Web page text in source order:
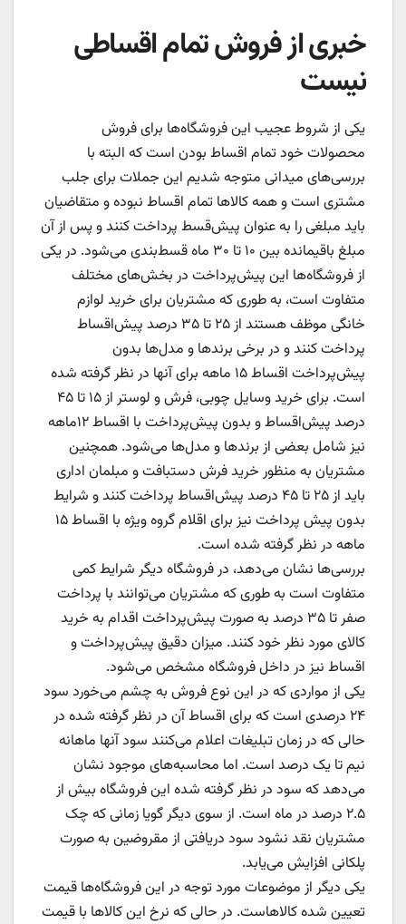
خبری از فروش تمام اقساطی
نیست
یکی از شروط عجیب این فروشگاه‌ها برای فروش
محصولات خود تمام اقساط بودن است که البته با
بررسی‌های میدانی متوجه شدیم این جملات برای جلب
مشتری است و همه کالاها تمام اقساط نبوده و متقاضیان
باید مبلغی را به عنوان پیش‌قسط پرداخت کنند و پس از آن
مبلغ باقیمانده بین ۱۰ تا ۳۰ ماه قسط‌بندی می‌شود. در یکی
از فروشگاه‌ها این پیش‌پرداخت در بخش‌های مختلف
متفاوت است، به طوری که مشتریان برای خرید لوازم
خانگی موظف هستند از ۲۵ تا ۳۵ درصد پیش‌اقساط
پرداخت کنند و در برخی برندها و مدل‌ها بدون
پیش‌پرداخت اقساط ۱۵ ماهه برای آنها در نظر گرفته شده
است. برای خرید وسایل چوبی، فرش و لوستر از ۱۵ تا ۴۵
درصد پیش‌اقساط و بدون پیش‌پرداخت با اقساط ۱۲ماهه
نیز شامل بعضی از برندها و مدل‌ها می‌شود. همچنین
مشتریان به منظور خرید فرش دستبافت و مبلمان اداری
باید از ۲۵ تا ۴۵ درصد پیش‌اقساط پرداخت کنند و شرایط
بدون پیش پرداخت نیز برای اقلام گروه ویژه با اقساط ۱۵
ماهه در نظر گرفته شده است.
بررسی‌ها نشان می‌دهد، در فروشگاه دیگر شرایط کمی
متفاوت است به طوری که مشتریان می‌توانند با پرداخت
صفر تا ۳۵ درصد به صورت پیش‌پرداخت اقدام به خرید
کالای مورد نظر خود کنند. میزان دقیق پیش‌پرداخت و
اقساط نیز در داخل فروشگاه مشخص می‌شود.
یکی از مواردی که در این نوع فروش به چشم می‌خورد سود
۲۴ درصدی است که برای اقساط آن در نظر گرفته شده در
حالی که در زمان تبلیغات اعلام می‌کنند سود آنها ماهانه
نیم تا یک درصد است. اما محاسبه‌های موجود نشان
می‌دهد که سود در نظر گرفته شده این فروشگاه بیش از
۲.۵ درصد در ماه است. از سوی دیگر گویا زمانی که چک
مشتریان نقد نشود سود دریافتی از مقروضین به صورت
پلکانی افزایش می‌یابد.
یکی دیگر از موضوعات مورد توجه در این فروشگاه‌ها قیمت
تعیین شده کالاهاست. در حالی که نرخ این کالاها با قیمت